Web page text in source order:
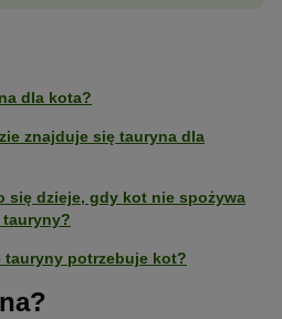
dla kota?
znajduje się tauryna dla
się dzieje, gdy kot nie spożywa
tauryny potrzebuje kot?